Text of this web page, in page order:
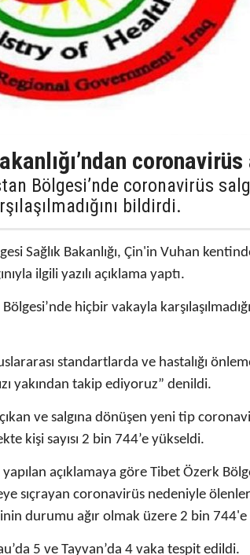
coronavirüs
Bölgesi’nde coronavirüs
bildirdi.
Sağlık Bakanlığı, Çin'in Vuhan
ilgili yazılı açıklama yaptı.
hiçbir vakayla
standartlarda ve hastalığı
yakından takip ediyoruz” denildi.
ve salgına dönüşen yeni tip
kişi sayısı 2 bin 744’e yükseldi.
açıklamaya göre Tibet Özerk
sıçrayan coronavirüs nedeniyle
durumu ağır olmak üzere 2 bin 744'e
5 ve Tayvan’da 4 vaka tespit edildi.